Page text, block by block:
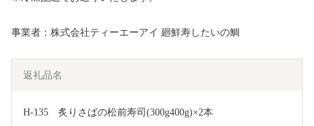
事業者：株式会社ティーエーアイ 廻鮮寿したいの鯛
返礼品名
H-135　炙りさばの松前寿司(300g400g)×2本